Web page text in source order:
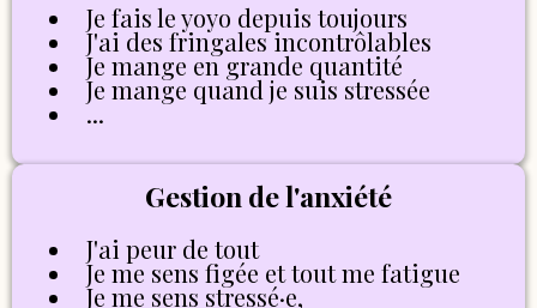
Je fais le yoyo depuis toujours
J'ai des fringales incontrôlables
Je mange en grande quantité
Je mange quand je suis stressée
...
Gestion de l'anxiété
J'ai peur de tout
Je me sens figée et tout me fatigue
Je me sens stressé·e,